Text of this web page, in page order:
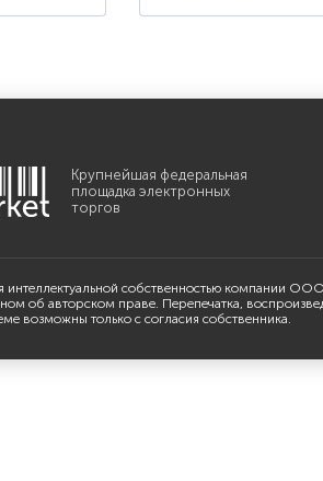
л.с. (кВт):
изготовитель
Крупнейшая федеральная
площадка электронных
торгов
интеллектуальной собственностью компании
об авторском праве. Перепечатка,
возможны только с согласия собственника.